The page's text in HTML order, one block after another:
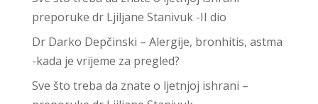
preporuke dr Ljiljane Stanivuk -II dio
Dr Darko Depčinski – Alergije, bronhitis, astma
-kada je vrijeme za pregled?
Sve što treba da znate o ljetnjoj ishrani –